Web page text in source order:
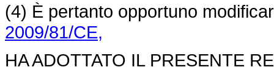
(4) È pertanto opportuno
2009/81/CE,
HA ADOTTATO IL PRESENTE